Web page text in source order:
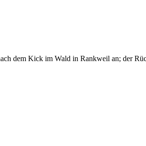
dem Kick im Wald in Rankweil an; der